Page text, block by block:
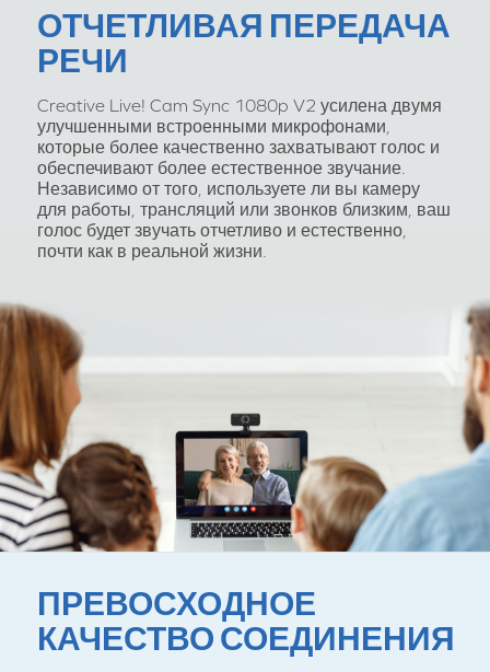
ОТЧЕТЛИВАЯ ПЕРЕДАЧА
РЕЧИ
Creative Live! Cam Sync 1080p V2 усилена двумя
улучшенными встроенными микрофонами,
которые более качественно захватывают голос и
обеспечивают более естественное звучание.
Независимо от того, используете ли вы камеру
для работы, трансляций или звонков близким, ваш
голос будет звучать отчетливо и естественно,
почти как в реальной жизни.
ПРЕВОСХОДНОЕ
КАЧЕСТВО СОЕДИНЕНИЯ